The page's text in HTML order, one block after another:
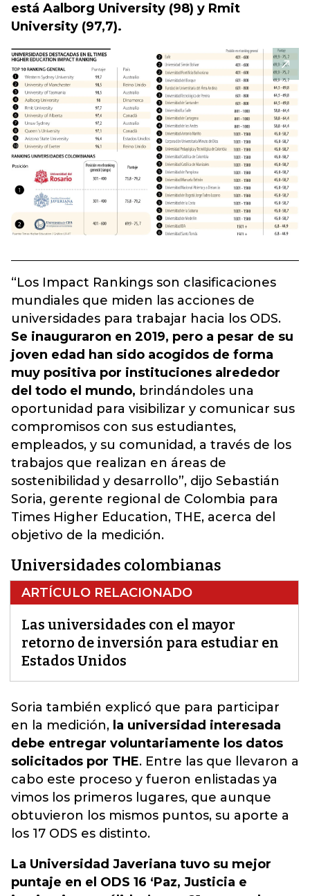
está Aalborg University (98) y Rmit
University (97,7).
“Los Impact Rankings son clasificaciones
mundiales que miden las acciones de
universidades para trabajar hacia los ODS.
Se inauguraron en 2019, pero a pesar de su
joven edad han sido acogidos de forma
muy positiva por instituciones alrededor
del todo el mundo, brindándoles una
oportunidad para visibilizar y comunicar sus
compromisos con sus estudiantes,
empleados, y su comunidad, a través de los
trabajos que realizan en áreas de
sostenibilidad y desarrollo”, dijo Sebastián
Soria, gerente regional de Colombia para
Times Higher Education, THE, acerca del
objetivo de la medición.
Universidades colombianas
ARTÍCULO RELACIONADO
Las universidades con el mayor
retorno de inversión para estudiar en
Estados Unidos
Soria también explicó que para participar
en la medición, la universidad interesada
debe entregar voluntariamente los datos
solicitados por THE. Entre las que llevaron a
cabo este proceso y fueron enlistadas ya
vimos los primeros lugares, que aunque
obtuvieron los mismos puntos, su aporte a
los 17 ODS es distinto.
La Universidad Javeriana tuvo su mejor
puntaje en el ODS 16 ‘Paz, Justicia e